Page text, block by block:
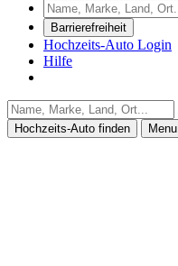
Barrierefreiheit
Hochzeits-Auto Login
Hilfe
Hochzeits-Auto finden
Menu